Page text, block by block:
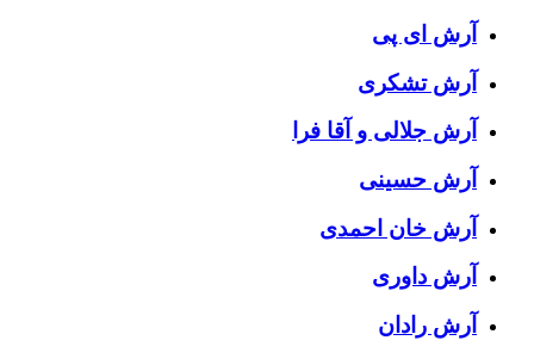
آرش ای پی
آرش تشکری
آرش جلالی و آقا فرا
آرش حسینی
آرش خان احمدی
آرش داوری
آرش رادان